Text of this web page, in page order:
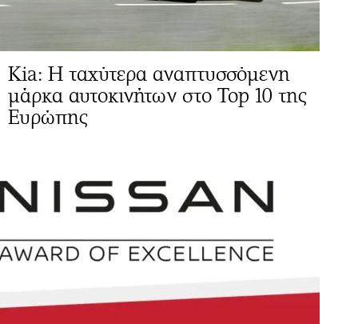
Kia: Η ταχύτερα αναπτυσσόμενη
μάρκα αυτοκινήτων στο Top 10 της
Ευρώπης